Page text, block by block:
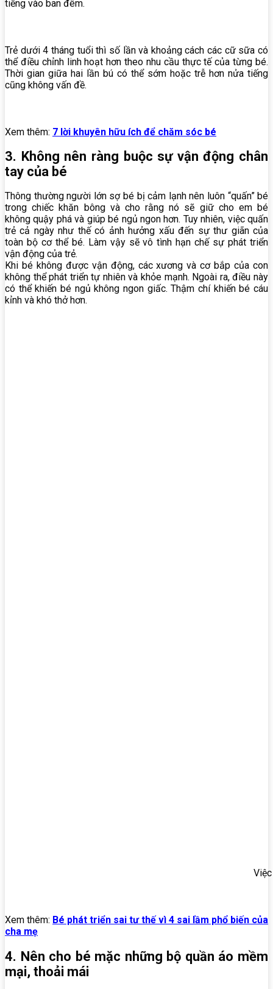
tiếng vào ban đêm.
Trẻ dưới 4 tháng tuổi thì số lần và khoảng cách các cữ sữa có
thể điều chỉnh linh hoạt hơn theo nhu cầu thực tế của từng bé.
Thời gian giữa hai lần bú có thể sớm hoặc trễ hơn nửa tiếng
cũng không vấn đề.
Xem thêm: 7 lời khuyên hữu ích để chăm sóc bé
3. Không nên ràng buộc sự vận động chân
tay của bé
Thông thường người lớn sợ bé bị cảm lạnh nên luôn “quấn” bé
trong chiếc khăn bông vàchorằng nó sẽ giữ cho em bé
không quậy phávà giúp bé ngủ ngon hơn. Tuy nhiên, việc quấn
trẻ cả ngày như thế có ảnh hưởng xấu đến sự thư giãn của
toàn bộ cơ thể bé. Làm vậy sẽ vô tình hạn chế sự phát triển
vận động của trẻ.
Khi bé không được vận động, các xương và cơ bắp của con
không thể phát triển tự nhiên và khỏe mạnh. Ngoài ra,điều này
có thể khiến bé ngủ không ngon giấc. Thậm chí khiến bé cáu
kỉnh và khó thở hơn.
Xem thêm: Bé phát triển sai tư thế vì 4 sai lầm phổ biến của
cha mẹ
4. Nên cho bé mặc những bộ quần áo mềm
mại, thoải mái